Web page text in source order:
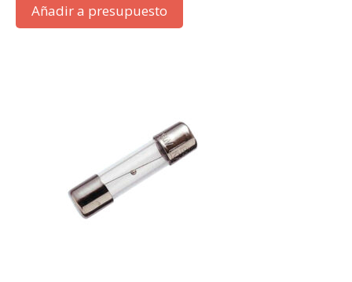
Añadir a presupuesto